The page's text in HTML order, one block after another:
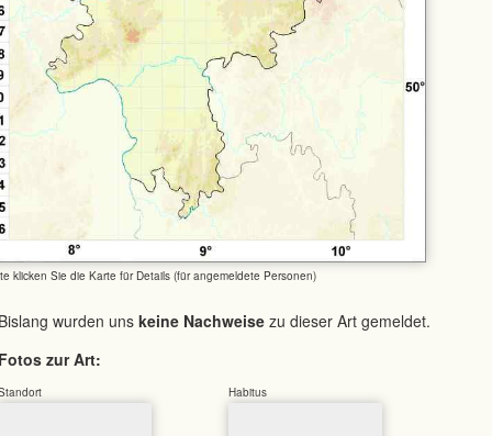
klicken Sie die Karte für Details (für angemeldete Personen)
wurden uns keine Nachweise zu dieser Art gemeldet.
zur Art:
Habitus